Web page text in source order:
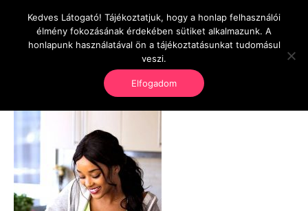
content
OnlineSeedsMan
Üzlet és szabadság
Main
pic25-free-img
/ ByTorma Károly/
Kedves Látogató! Tájékoztatjuk, hogy a honlap felhasználói
élmény fokozásának érdekében sütiket alkalmazunk. A
honlapunk használatával ön a tájékoztatásunkat tudomásul
veszi.
Elfogadom